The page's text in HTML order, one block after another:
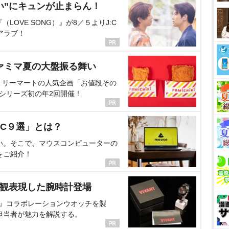
にキュンが止まらん！
LOVE SONG）』が8／５よりJ:C
ブ！
ミマ夏の大盤振る舞い
ーマートの人気企画「お値段その
リーズ初の年2回開催！
９選」とは？
そこで、マウスコンピューターの
紹介！
表現した腕時計登場
コラボレーションウオッチを製
者が魅力を解説する。